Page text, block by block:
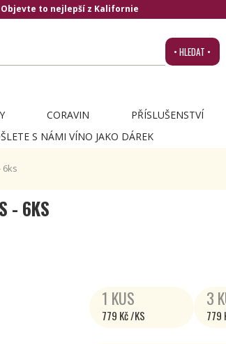
to nejlepší z Kalifornie
• HLEDAT •
CORAVIN PŘÍSLUŠENSTVÍ
S NÁMI VÍNO JAKO DÁREK
6ks
- 6KS
1 KUS
779 Kč /KS
3
779